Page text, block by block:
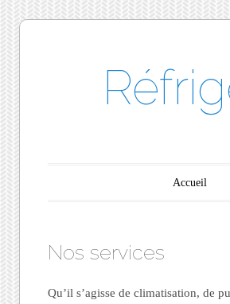
Menu principalAccueil
Nos services
Qu’il s’agisse de climatisation, de